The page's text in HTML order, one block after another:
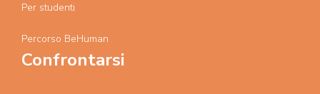
Per studenti
Percorso BeHuman
Confrontarsi